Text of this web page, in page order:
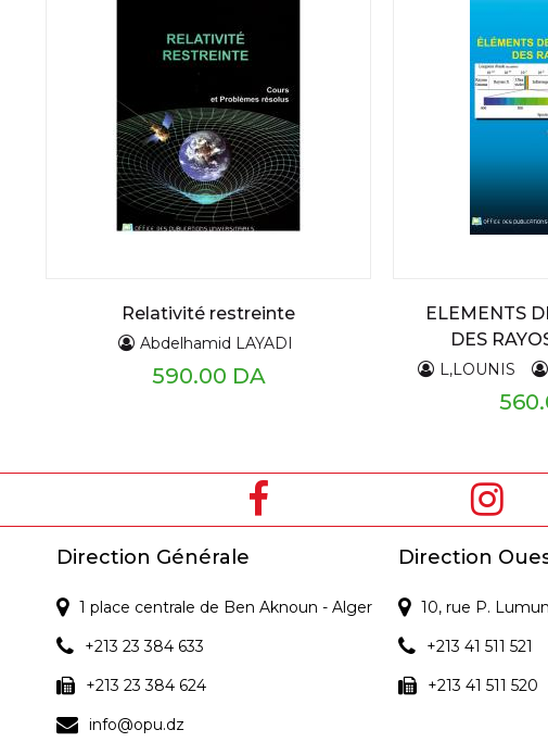
Relativité restreinte
Abdelhamid LAYADI
590.00 DA
ELEMENTS
DES
L,LOUNIS
Direction Générale
1 place centrale de Ben Aknoun - Alger
+213 23 384 633
+213 23 384 624
info@opu.dz
Direction
10, rue P.
+213 41 511 521
+213 41 511 520